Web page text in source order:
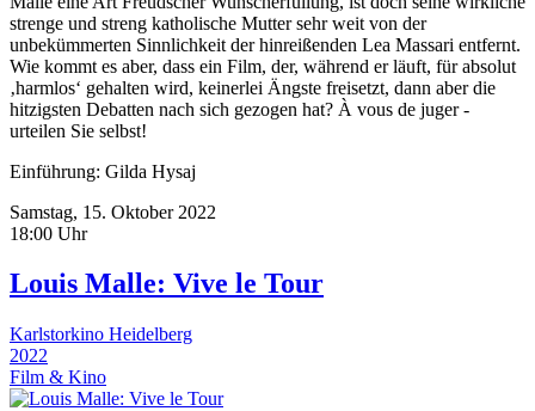
strenge und streng katholische Mutter sehr weit von der
unbekümmerten Sinnlichkeit der hinreißenden Lea Massari entfernt.
Wie kommt es aber, dass ein Film, der, während er läuft, für absolut
‚harmlos‘ gehalten wird, keinerlei Ängste freisetzt, dann aber die
hitzigsten Debatten nach sich gezogen hat? À vous de juger -
urteilen Sie selbst!
Einführung: Gilda Hysaj
Samstag, 15. Oktober 2022
18:00 Uhr
Louis Malle: Vive le Tour
Karlstorkino Heidelberg
2022
Film & Kino